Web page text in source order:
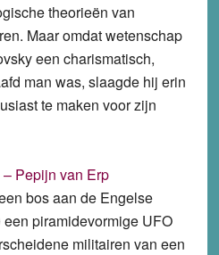
theorieën van
Maar omdat wetenschap
een charismatisch,
man was, slaagde hij erin
te maken voor zijn
Pepijn van Erp
bos aan de Engelse
piramidevormige UFO
militairen van een